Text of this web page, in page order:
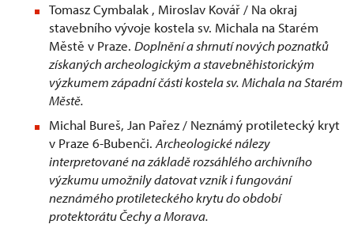
Tomasz Cymbalak , Miroslav Kovář / Na okraj
stavebního vývoje kostela sv. Michala na Starém
Městě v Praze. Doplnění a shrnutí nových poznatků
získaných archeologickým a stavebněhistorickým
výzkumem západní části kostela sv. Michala na Starém
Městě.
Michal Bureš, Jan Pařez / Neznámý protiletecký kryt
v Praze 6-Bubenči.Archeologické nálezy
interpretované na základě rozsáhlého archivního
výzkumu umožnily datovat vznik i fungování
neznámého protileteckého krytu do období
protektorátu Čechy a Morava.